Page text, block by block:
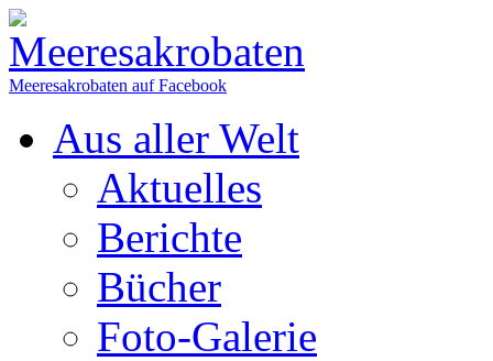
Meeresakrobaten auf Facebook
Aus aller Welt
Aktuelles
Berichte
Bücher
Foto-Galerie